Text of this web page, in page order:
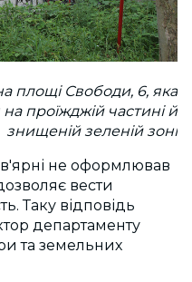
площі Свободи, 6, яка
проїжджій частині й
знищеній зеленій зоні
не оформлював
вести
Таку відповідь
департаменту
та земельних